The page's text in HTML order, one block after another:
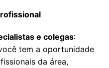
e colegas:
tem a oportunidade
da área,